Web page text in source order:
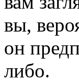
вы,
он
либо.